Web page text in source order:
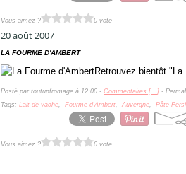
Vous aimez ? 0 vote
20 août 2007
LA FOURME D'AMBERT
Retrouvez bientôt "La
Posté par toutunfromage à 12:00 - Commentaires […] -
Tags: Lait de vache, Fourme d'Ambert, Auvergne, Pâte
Vous aimez ? 0 vote